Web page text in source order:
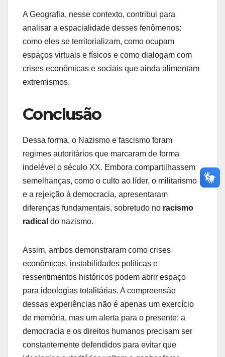
A Geografia, nesse contexto, contribui para
analisar a espacialidade desses fenômenos:
como eles se territorializam, como ocupam
espaços virtuais e físicos e como dialogam com
crises econômicas e sociais que ainda alimentam
extremismos.
Conclusão
Dessa forma, o Nazismo e fascismo foram
regimes autoritários que marcaram de forma
indelével o século XX. Embora compartilhassem
semelhanças, como o culto ao líder, o militarismo
e a rejeição à democracia, apresentaram
diferenças fundamentais, sobretudo no racismo
radical do nazismo.
Assim, ambos demonstraram como crises
econômicas, instabilidades políticas e
ressentimentos históricos podem abrir espaço
para ideologias totalitárias. A compreensão
dessas experiências não é apenas um exercício
de memória, mas um alerta para o presente: a
democracia e os direitos humanos precisam ser
constantemente defendidos para evitar que